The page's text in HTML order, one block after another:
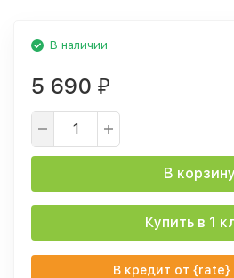
В наличии
5 690 ₽
В корзину
Купить в 1
В кредит от {rate}